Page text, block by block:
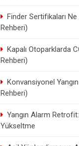
Finder Sertifikaları
Rehberi)
Kapalı Otoparklarda
Rehberi)
Konvansiyonel
Rehberi)
Yangın Alarm
Yükseltme